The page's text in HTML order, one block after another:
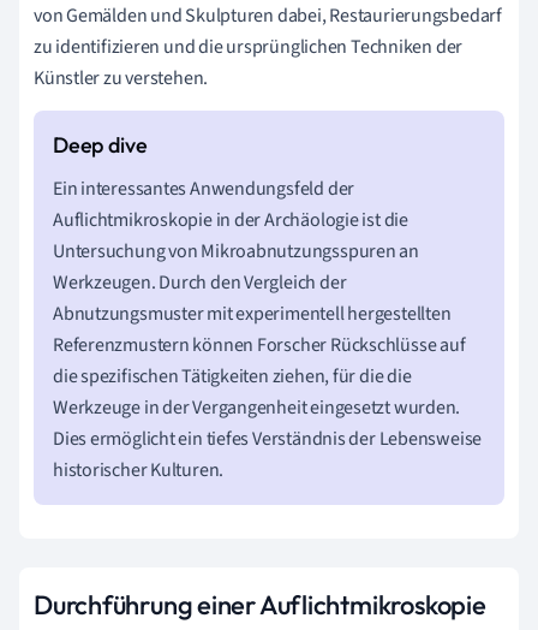
von Gemälden und Skulpturen dabei, Restaurierungsbedarf
zu identifizieren und die ursprünglichen Techniken der
Künstler zu verstehen.
Ein interessantes Anwendungsfeld der
Auflichtmikroskopie in der Archäologie ist die
Untersuchung von Mikroabnutzungsspuren an
Werkzeugen. Durch den Vergleich der
Abnutzungsmuster mit experimentell hergestellten
Referenzmustern können Forscher Rückschlüsse auf
die spezifischen Tätigkeiten ziehen, für die die
Werkzeuge in der Vergangenheit eingesetzt wurden.
Dies ermöglicht ein tiefes Verständnis der Lebensweise
historischer Kulturen.
Durchführung einer Auflichtmikroskopie